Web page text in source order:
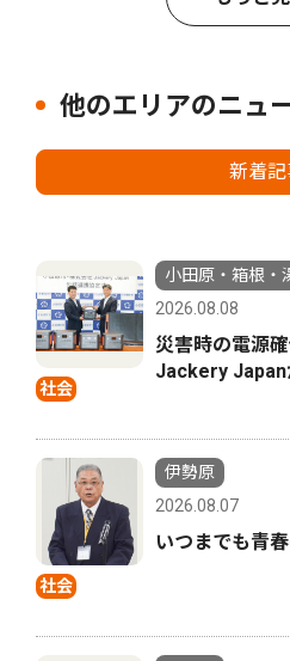
他のエリアのニュ
新着
社会
小田原・箱根・
2026.08.08
災害時の電源
Jackery Japan
社会
伊勢原
2026.08.07
いつまでも青